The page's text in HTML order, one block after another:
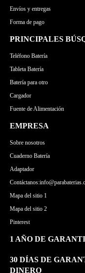
Envíos y entregas
Forma de pago
PRINCIPALES
Teléfono Batería
Tableta Batería
Batería para otro
Cargador
Fuente de Alimentación
EMPRESA
Sobre nosotros
Cuaderno Batería
Adaptador
Mapa del sitio 1
Mapa del sitio 2
Pinterest
1 AÑO DE
30 DÍAS DE
DINERO